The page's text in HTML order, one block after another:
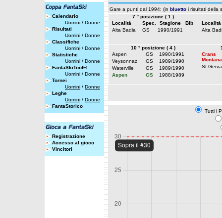
Calendario
Uomini / Donne
Risultati
Uomini / Donne
Classifiche
Uomini / Donne
Statistiche
Uomini / Donne
FantaSkiTool®
Uomini / Donne
Tornei
Uomini / Donne
Leghe
Uomini / Donne
FantaStorico
Registrazione
Accesso al gioco
Vincitori
Gare a punti dal 1994: (in bluetto i risultati della
7 ° posizione ( 1 )
Località
Spec. Stagione
Bib
Alta Badia
GS 1990/1991
Località
Alta
10 ° posizione ( 4 )
Aspen
GS
1990/1991
Veysonnaz
GS
1989/1990
Waterville
GS
1989/1990
Aspen
GS 1988/1989
Crans
Montana
Tutti i